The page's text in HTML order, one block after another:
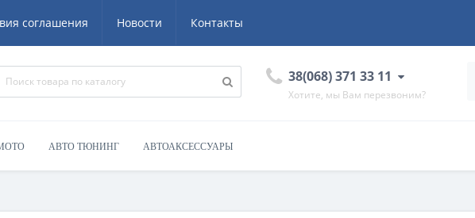
соглашения Новости Контакты
38(068) 371 33 11
Хотите, мы Вам перезвоним?
АВТО ТЮНИНГ АВТОАКСЕССУАРЫ